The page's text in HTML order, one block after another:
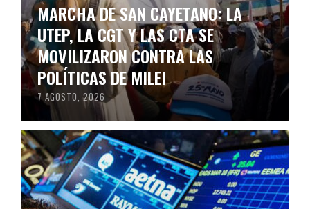
MARCHA DE SAN CAYETANO: LA
UTEP, LA CGT Y LAS CTA SE
MOVILIZARON CONTRA LAS
POLÍTICAS DE MILEI
7 AGOSTO, 2026